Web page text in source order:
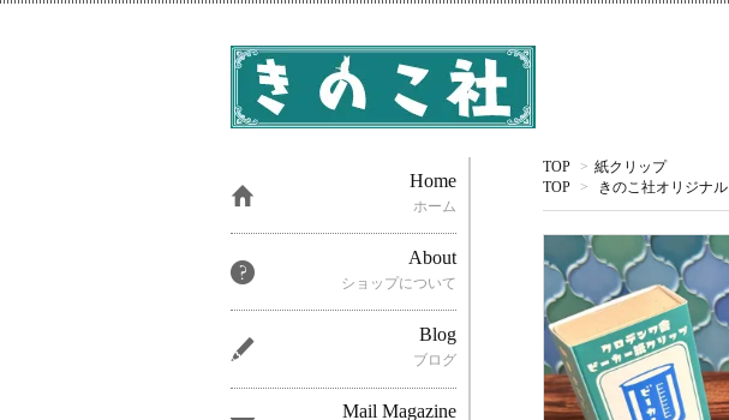
TOP > 紙クリップ
TOP
> きのこ社オリジナル
Home
ホーム
About
ショップについて
Blog
ブログ
Mail Magazine